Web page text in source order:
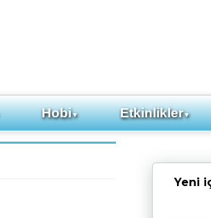
Hobi▼ Etkinlikler▼
Yeni